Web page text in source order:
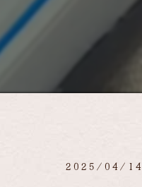
2025/04/14